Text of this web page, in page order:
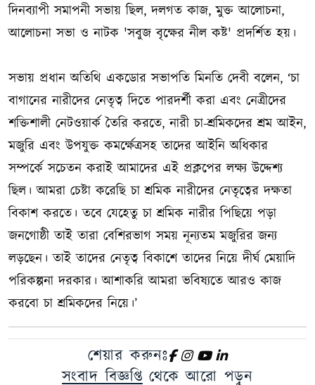
দিনব্যাপী সমাপনী সভায় ছিল, দলগত কাজ, মুক্ত আলোচনা,
আলোচনা সভা ও নাটক 'সবুজ বৃক্ষের নীল কষ্ট' প্রদর্শিত হয়।
সভায় প্রধান অতিথি একডোর সভাপতি মিনতি দেবী বলেন, ‌‌‘চা
বাগানের নারীদের নেতৃত্ব দিতে পারদর্শী করা এবং নেত্রীদের
শক্তিশালী নেটওয়ার্ক তৈরি করতে, নারী চা-শ্রমিকদের শ্রম আইন,
মজুরি এবং উপযুক্ত কমর্ক্ষেত্রসহ তাদের আইনি অধিকার
সম্পর্কে সচেতন করাই আমাদের এই প্রক্লপের লক্ষ্য উদ্দেশ্য
ছিল। আমরা চেষ্টা করেছি চা শ্রমিক নারীদের নেতৃত্বের দক্ষতা
বিকাশ করতে। তবে যেহেতু চা শ্রমিক নারীর পিছিয়ে পড়া
জনগোষ্ঠী তাই তারা বেশিরভাগ সময় নূন্যতম মজুরির জন্য
লড়ছেন। তাই তাদের নেতৃত্ব বিকাশে তাদের নিয়ে দীর্ঘ মেয়াদি
পরিকল্পনা দরকার। আশাকরি আমরা ভবিষ্যতে আরও কাজ
করবো চা শ্রমিকদের নিয়ে।’
শেয়ার করুনঃ
সংবাদ বিজ্ঞপ্তি থেকে আরো পড়ুন